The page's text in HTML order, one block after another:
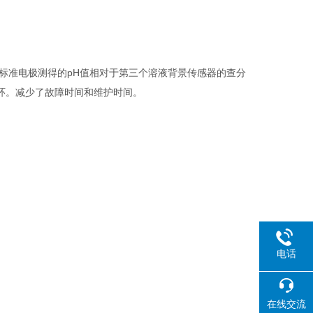
准电极测得的pH值相对于第三个溶液背景传感器的查分
减少了故障时间和维护时间。
电话
在线交流